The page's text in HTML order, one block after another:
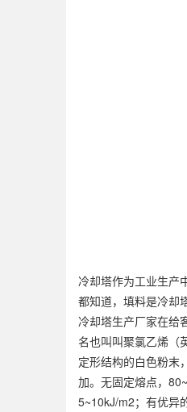
冷却塔作为工业生产
都知道，填料是冷却
冷却塔生产厂家在给
名也叫叫聚氯乙烯（
定形结构的白色粉末
加。无固定熔点，
5~10kJ/m2；有优异